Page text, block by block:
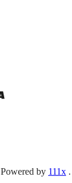
Powered by 111x .